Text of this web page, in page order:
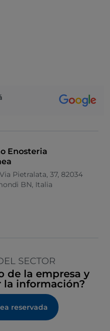
Enosteria
Pietralata, 37, 82034
BN, Italia
SECTOR
de la empresa y
la información?
reservada